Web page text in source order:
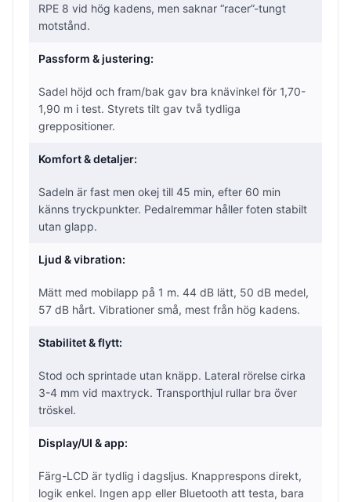
RPE 8 vid hög kadens, men saknar “racer”-tungt
motstånd.
Passform & justering:
Sadel höjd och fram/bak gav bra knävinkel för 1,70-
1,90 m i test. Styrets tilt gav två tydliga
greppositioner.
Komfort & detaljer:
Sadeln är fast men okej till 45 min, efter 60 min
känns tryckpunkter. Pedalremmar håller foten stabilt
utan glapp.
Ljud & vibration:
Mätt med mobilapp på 1 m. 44 dB lätt, 50 dB medel,
57 dB hårt. Vibrationer små, mest från hög kadens.
Stabilitet & flytt:
Stod och sprintade utan knäpp. Lateral rörelse cirka
3-4 mm vid maxtryck. Transporthjul rullar bra över
tröskel.
Display/UI & app:
Färg-LCD är tydlig i dagsljus. Knapprespons direkt,
logik enkel. Ingen app eller Bluetooth att testa, bara